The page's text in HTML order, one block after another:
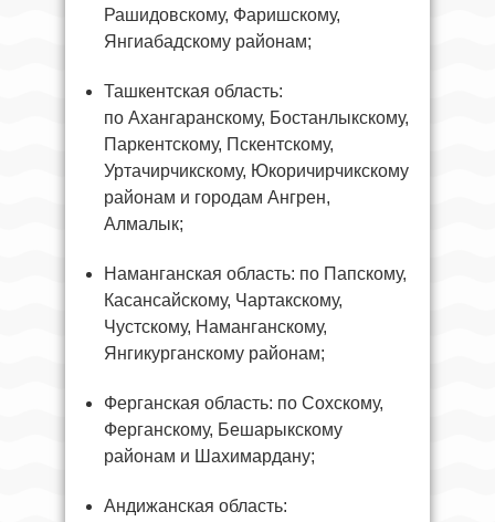
Рашидовскому, Фаришскому,
Янгиабадскому районам;
Ташкентская область:
по Ахангаранскому, Бостанлыкскому,
Паркентскому, Пскентскому,
Уртачирчикскому, Юкоричирчикскому
районам и городам Ангрен,
Алмалык;
Наманганская область: по Папскому,
Касансайскому, Чартакскому,
Чустскому, Наманганскому,
Янгикурганскому районам;
Ферганская область: по Сохскому,
Ферганскому, Бешарыкскому
районам и Шахимардану;
Андижанская область: